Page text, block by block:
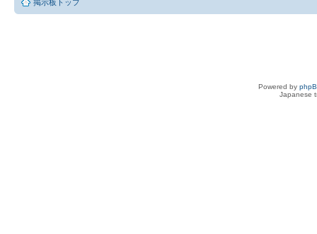
掲示板トップ
Powered by
Japanese